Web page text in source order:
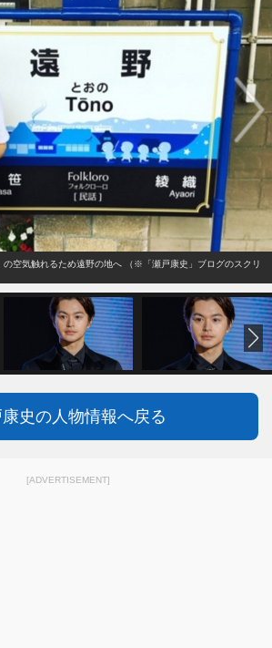
の空気触れるため遠野の地へ （※「瀬戸康史」ブログのスクリ
史の人物情報へ戻る
[ADVERTISEMENT]